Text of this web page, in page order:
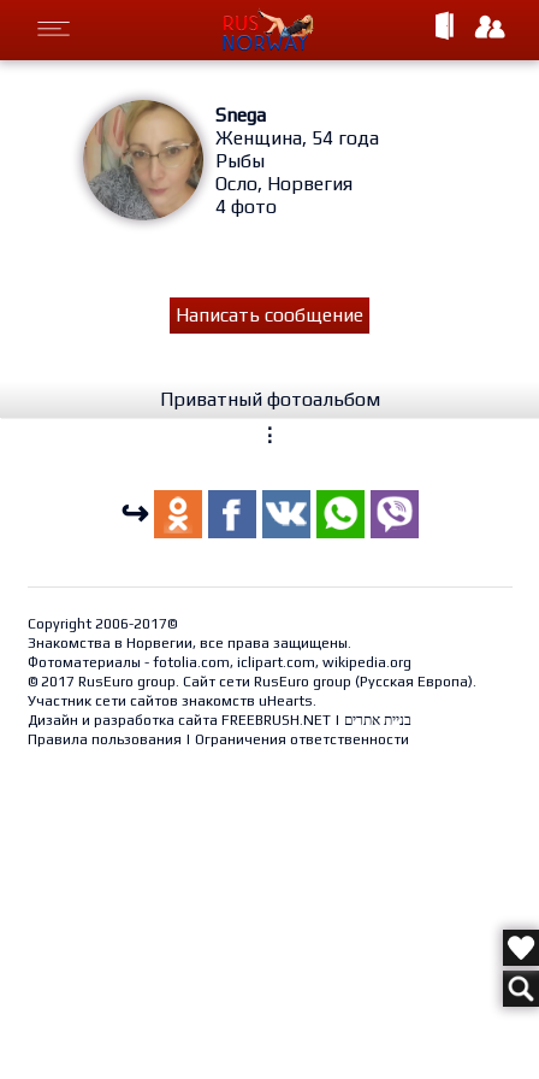
Snega
Женщина, 54 года
Рыбы
Осло, Норвегия
4 фото
Написать сообщение
Приватный фотоальбом
⋮
↪
Copyright 2006-2017©
Знакомства в Норвегии, все права защищены.
Фотоматериалы - fotolia.com, iclipart.com, wikipedia.org
© 2017 RusEuro group. Сайт сети RusEuro group (Русская Европа).
Участник сети сайтов знакомств uHearts.
Дизайн и разработка сайта FREEBRUSH.NET| בניית אתרים
Правила пользования | Ограничения ответственности